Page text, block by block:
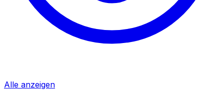
Alle anzeigen